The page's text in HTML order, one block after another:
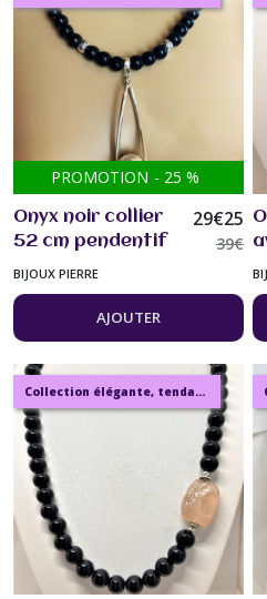
PROMOTION - 25 %
Onyx noir collier
52 cm pendentif
argent plaqué
pierre semi-
précieuse bijou
femme
29€25
39€
BIJOUX PIERRE
AJOUTER
Collection élégante, tendance, moderne, de bijoux en ambre, pierre, perles.